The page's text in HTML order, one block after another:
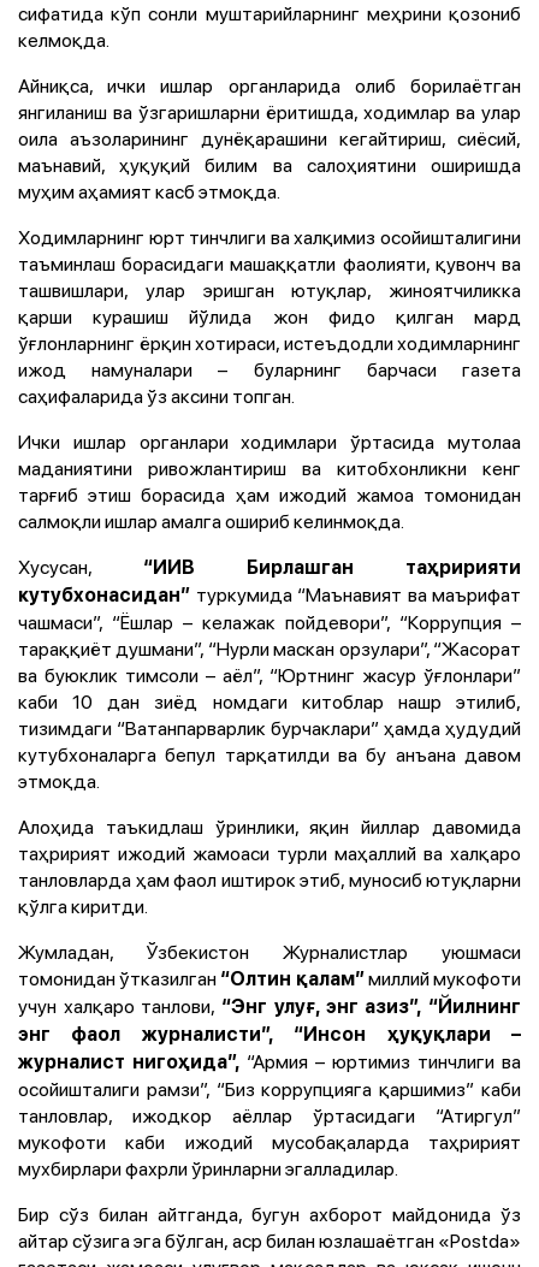
сифатида кўп сонли муштарийларнинг меҳрини қозониб
келмоқда.
Айниқса, ички ишлар органларида олиб борилаётган
янгиланиш ва ўзгаришларни ёритишда, ходимлар ва улар
оила аъзоларининг дунёқарашини кегайтириш, сиёсий,
маънавий, ҳуқуқий билим ва салоҳиятини оширишда
муҳим аҳамият касб этмоқда.
Ходимларнинг юрт тинчлиги ва халқимиз осойишталигини
таъминлаш борасидаги машаққатли фаолияти, қувонч ва
ташвишлари, улар эришган ютуқлар, жиноятчиликка
қарши курашиш йўлида жон фидо қилган мард
ўғлонларнинг ёрқин хотираси, истеъдодли ходимларнинг
ижод намуналари – буларнинг барчаси газета
саҳифаларида ўз аксини топган.
Ички ишлар органлари ходимлари ўртасида мутолаа
маданиятини ривожлантириш ва китобхонликни кенг
тарғиб этиш борасида ҳам ижодий жамоа томонидан
салмоқли ишлар амалга ошириб келинмоқда.
Хусусан,
“ИИВ Бирлашган таҳририяти
кутубхонасидан” туркумида “Маънавият ва маърифат
чашмаси”, “Ёшлар – келажак пойдевори”, “Коррупция –
тараққиёт душмани”, “Нурли маскан орзулари”, “Жасорат
ва буюклик тимсоли – аёл”, “Юртнинг жасур ўғлонлари”
каби 10 дан зиёд номдаги китоблар нашр этилиб,
тизимдаги “Ватанпарварлик бурчаклари” ҳамда ҳудудий
кутубхоналарга бепул тарқатилди ва бу анъана давом
этмоқда.
Алоҳида таъкидлаш ўринлики, яқин йиллар давомида
таҳририят ижодий жамоаси турли маҳаллий ва халқаро
танловларда ҳам фаол иштирок этиб, муносиб ютуқларни
қўлга киритди.
Жумладан, Ўзбекистон Журналистлар уюшмаси
томонидан ўтказилган “Олтин қалам”миллий мукофоти
учун халқаро танлови, “Энг улуғ, энг азиз”, “Йилнинг
энг фаол журналисти”,
“Инсон ҳуқуқлари –
журналист нигоҳида”, “Армия – юртимиз тинчлиги ва
осойишталиги рамзи”, “Биз коррупцияга қаршимиз” каби
танловлар, ижодкор аёллар ўртасидаги “Атиргул”
мукофоти каби ижодий мусобақаларда таҳририят
мухбирлари фахрли ўринларни эгалладилар.
Бир сўз билан айтганда, бугун ахборот майдонида ўз
айтар сўзига эга бўлган, аср билан юзлашаётган «Postda»